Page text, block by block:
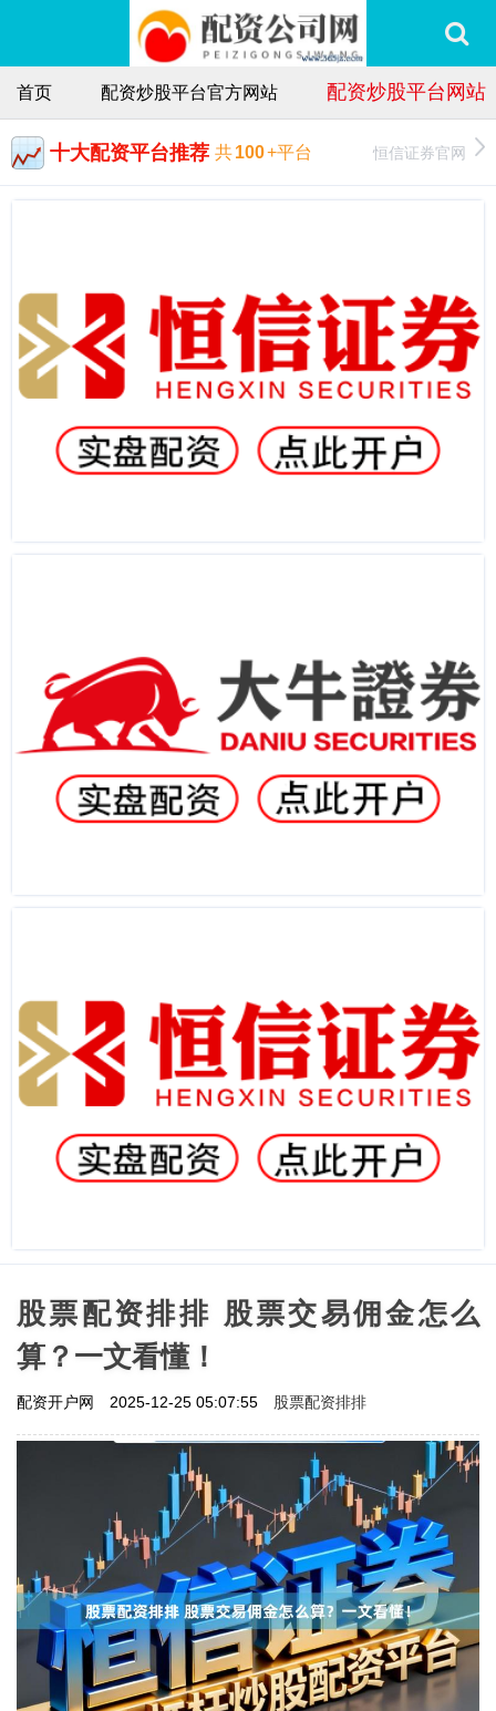
首页 配资炒股平台官方网站 配资炒股平台网站
十大配资平台推荐 共100+平台 恒信证券官网
股票配资排排 股票交易佣金怎么
算？一文看懂！
配资开户网 2025-12-25 05:07:55 股票配资排排